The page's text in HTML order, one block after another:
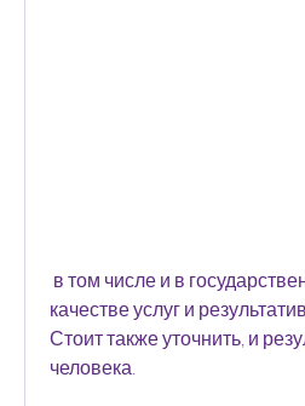
качестве услуг и
Стоит также уточнить, и
человека.